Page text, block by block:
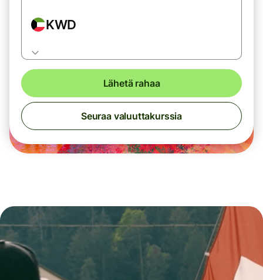
KWD
Lähetä rahaa
Seuraa valuuttakurssia